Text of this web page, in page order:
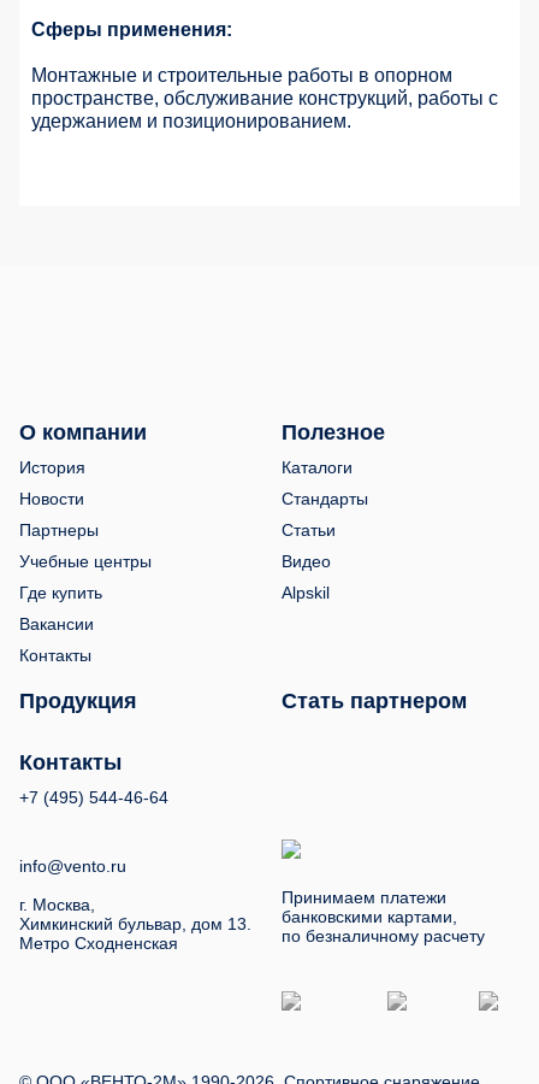
Сферы применения:
Монтажные и строительные работы в опорном
пространстве, обслуживание конструкций, работы с
удержанием и позиционированием.
О компании
История
Новости
Партнеры
Учебные центры
Где купить
Вакансии
Контакты
Полезное
Каталоги
Стандарты
Статьи
Видео
Alpskil
Продукция Стать партнером
Контакты
+7 (495) 544-46-64
info@vento.ru
г. Москва,
Химкинский бульвар, дом 13.
Метро Сходненская
Принимаем платежи
банковскими картами,
по безналичному расчету